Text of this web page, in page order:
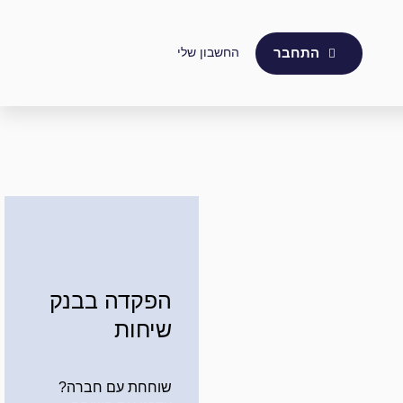
התחבר החשבון שלי
הפקדה בבנק
שיחות
שוחחת עם חברה?